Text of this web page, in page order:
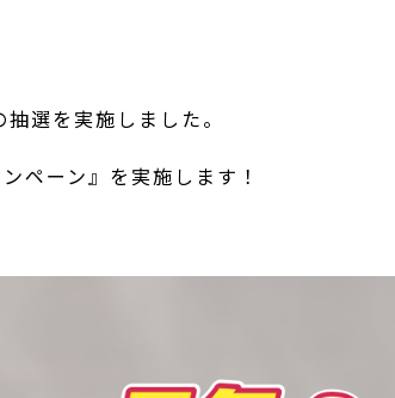
選を実施しました。
ペーン』を実施します！